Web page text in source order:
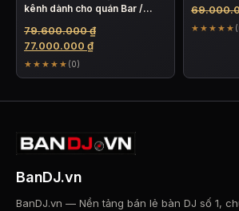
kênh dành cho quán Bar /
79.600.000₫Giá
79.600.000 ₫.
77.000.000 ₫Giá
tại
77.000.000 ₫.
★★★★★ (0)
★★★★★
BanDJ.vn
BanDJ.vn — Nền tảng bán lẻ bàn DJ số 1,